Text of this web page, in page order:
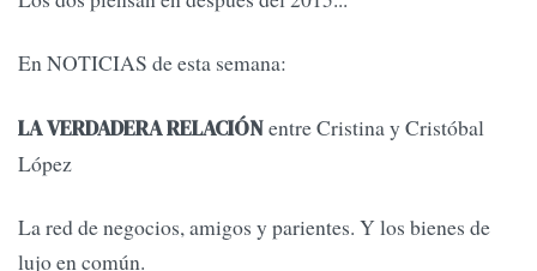
En NOTICIAS de esta semana:
LA VERDADERA RELACIÓNentre Cristina y Cristóbal
López
La red de negocios, amigos y parientes. Y los bienes de
lujo en común.